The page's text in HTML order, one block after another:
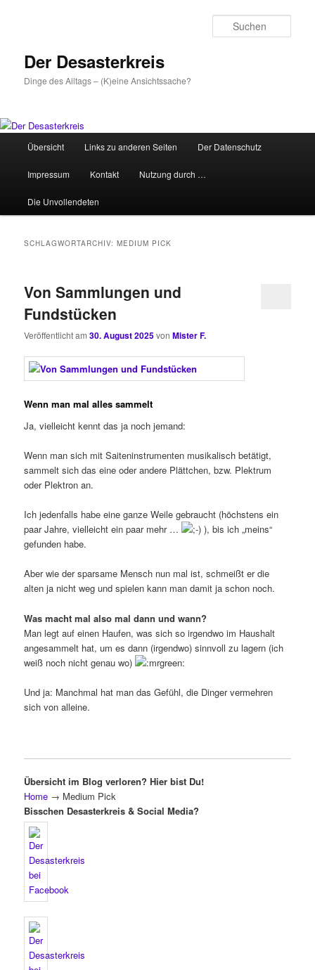
Der Desasterkreis
Dinge des Alltags – (K)eine Ansichtssache?
HauptmenüÜbersicht Links zu anderen Seiten Der Datenschutz
Impressum Kontakt Nutzung durch …
Die Unvollendeten
SCHLAGWORTARCHIV:MEDIUM PICK
Von Sammlungen und
Fundstücken
Veröffentlicht am30. August 2025vonMister F.
Wenn man mal alles sammelt
Ja, vielleicht kennt das ja noch jemand:
Wenn man sich mit Saiteninstrumenten musikalisch betätigt,
sammelt sich das eine oder andere Plättchen, bzw. Plektrum
oder Plektron an.
Ich jedenfalls habe eine ganze Weile gebraucht (höchstens ein
paar Jahre, vielleicht ein paar mehr …
), bis ich „meins“
gefunden habe.
Aber wie der sparsame Mensch nun mal ist, schmeißt er die
alten ja nicht weg und spielen kann man damit ja schon noch.
Was macht mal also mal dann und wann?
Man legt auf einen Haufen, was sich so irgendwo im Haushalt
angesammelt hat, um es dann (irgendwo) sinnvoll zu lagern (ich
weiß noch nicht genau wo)
Und ja: Manchmal hat man das Gefühl, die Dinger vermehren
sich von alleine.
Übersicht im Blog verloren? Hier bist Du!
Home → Medium Pick
Bisschen Desasterkreis & Social Media?